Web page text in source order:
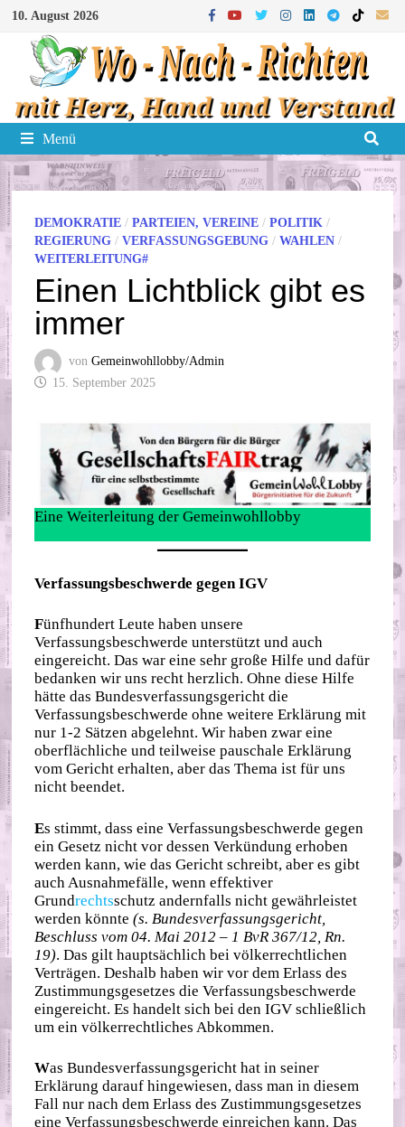
Zum
Inhalt
springen
10. August 2026
Menü
DEMOKRATIE /PARTEIEN, VEREINE /POLITIK /
REGIERUNG /VERFASSUNGSGEBUNG /WAHLEN /
WEITERLEITUNG#
Einen Lichtblick gibt es
immer
vonGemeinwohllobby/Admin
15. September 2025
Eine Weiterleitung der Gemeinwohllobby
Verfassungsbeschwerde gegen IGV
Fünfhundert Leute haben unsere
Verfassungsbeschwerde unterstützt und auch
eingereicht. Das war eine sehr große Hilfe und dafür
bedanken wir uns recht herzlich. Ohne diese Hilfe
hätte das Bundesverfassungsgericht die
Verfassungsbeschwerde ohne weitere Erklärung mit
nur 1-2 Sätzen abgelehnt. Wir haben zwar eine
oberflächliche und teilweise pauschale Erklärung
vom Gericht erhalten, aber das Thema ist für uns
nicht beendet.
Es stimmt, dass eine Verfassungsbeschwerde gegen
ein Gesetz nicht vor dessen Verkündung erhoben
werden kann, wie das Gericht schreibt, aber es gibt
auch Ausnahmefälle, wenn effektiver
Grundrechtsschutz andernfalls nicht gewährleistet
werden könnte(s. Bundesverfassungsgericht,
Beschluss vom 04. Mai 2012 – 1 BvR 367/12, Rn.
19). Das gilt hauptsächlich bei völkerrechtlichen
Verträgen. Deshalb haben wir vor dem Erlass des
Zustimmungsgesetzes die Verfassungsbeschwerde
eingereicht. Es handelt sich bei den IGV schließlich
um ein völkerrechtliches Abkommen.
Was Bundesverfassungsgericht hat in seiner
Erklärung darauf hingewiesen, dass man in diesem
Fall nur nach dem Erlass des Zustimmungsgesetzes
eine Verfassungsbeschwerde einreichen kann. Das